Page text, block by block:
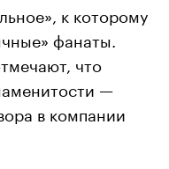
к которому
фанаты.
что
—
в компании